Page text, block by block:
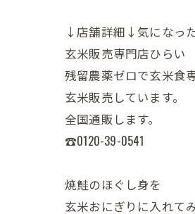
↓店舗詳細↓気になっ
玄米販売専門店ひらい
残留農薬ゼロで玄米食
玄米販売しています。
全国通販します。
☎0120-39-0541
焼鮭のほぐし身を
玄米おにぎりに入れて